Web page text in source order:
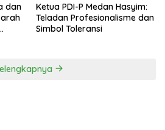
dan
Ketua PDI-P Medan Hasyim:
Teladan Profesionalisme dan
Simbol Toleransi